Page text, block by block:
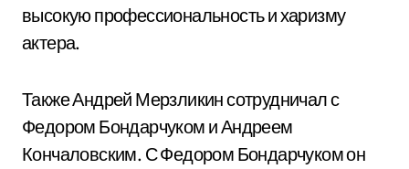
высокую профессиональность и харизму
актера.
Также Андрей Мерзликин сотрудничал с
Федором Бондарчуком и Андреем
Кончаловским. С Федором Бондарчуком он